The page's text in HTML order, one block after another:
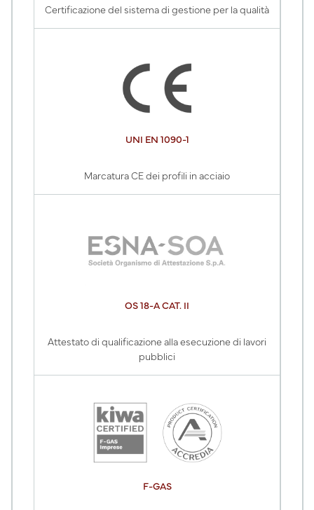
Certificazione del sistema di gestione per la qualità
UNI EN 1090-1
Marcatura CE dei profili in acciaio
OS 18-A CAT. II
Attestato di qualificazione alla esecuzione di lavori
pubblici
F-GAS